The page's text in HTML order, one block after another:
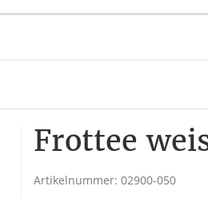
Frottee
Artikelnummer: 02900-050